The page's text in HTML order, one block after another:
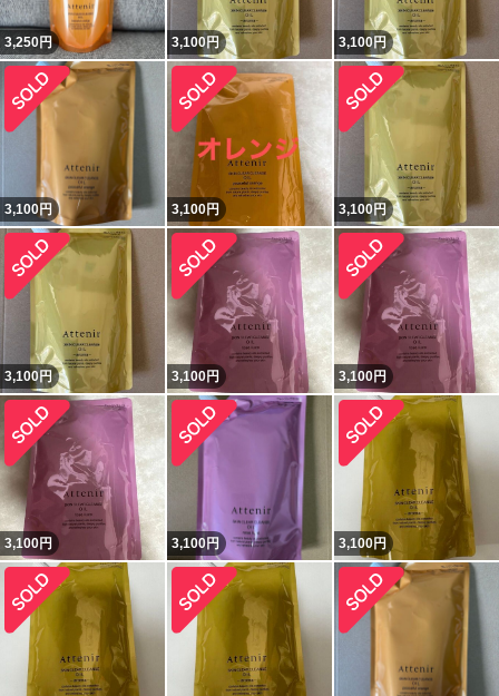
3,250円 3,100円 3,100円
3,100円 3,100円 3,100円
3,100円 3,100円 3,100円
3,100円 3,100円 3,100円